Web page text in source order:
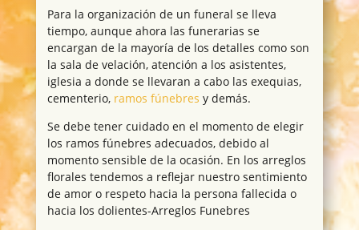
Para la organización de un funeral se lleva
tiempo, aunque ahora las funerarias se
encargan de la mayoría de los detalles como son
la sala de velación, atención a los asistentes,
iglesia a donde se llevaran a cabo las exequias,
cementerio,ramos fúnebres y demás.
Se debe tener cuidado en el momento de elegir
los ramos fúnebres adecuados, debido al
momento sensible de la ocasión. En los arreglos
florales tendemos a reflejar nuestro sentimiento
de amor o respeto hacia la persona fallecida o
hacia los dolientes-Arreglos Funebres